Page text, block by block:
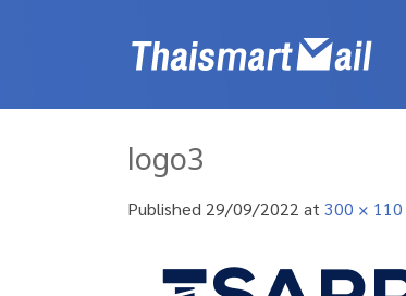
logo3
Published 29/09/2022 at 300 × 110